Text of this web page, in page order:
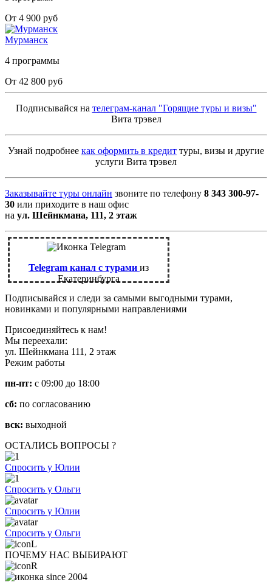
От 4 900 руб
Мурманск
4 программы
От 42 800 руб
Подписывайся на телеграм-канал "Горящие туры и визы"
Вита трэвел
Узнай подробнее как оформить в кредит туры, визы и другие
услуги Вита трэвел
Заказывайте туры онлайн звоните по телефону 8 343 300-97-
30 или приходите в наш офис
на ул. Шейнкмана, 111, 2 этаж
Telegram канал с турами из
Екатеринбурга
Подписывайся и следи за самыми выгодными турами,
новинками и популярными направлениями
Присоединяйтесь к нам!
Мы переехали:
ул. Шейнкмана 111, 2 этаж
Режим работы
пн-пт: с 09:00 до 18:00
сб: по согласованию
вск: выходной
ОСТАЛИСЬ ВОПРОСЫ ?
Спросить у Юлии
Спросить у Ольги
Спросить у Юлии
Спросить у Ольги
ПОЧЕМУ НАС ВЫБИРАЮТ